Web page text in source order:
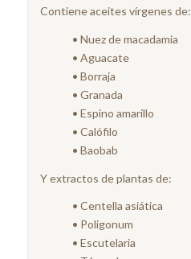
Contiene aceites vírgenes de:
• Nuez de macadamia
• Aguacate
• Borraja
• Granada
• Espino amarillo
• Calófilo
• Baobab
Y extractos de plantas de:
• Centella asiática
• Poligonum
• Escutelaria